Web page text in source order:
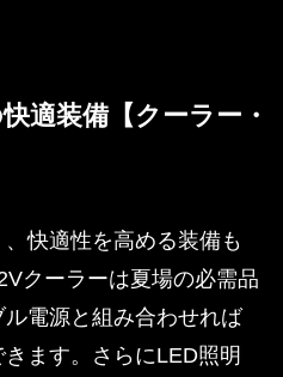
適装備【クーラー・
快適性を高める装備も
クーラーは夏場の必需品
電源と組み合わせれば
ます。さらにLED照明